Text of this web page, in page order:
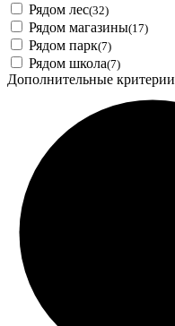
Рядом лес(32)
Рядом магазины(17)
Рядом парк(7)
Рядом школа(7)
Дополнительные критерии